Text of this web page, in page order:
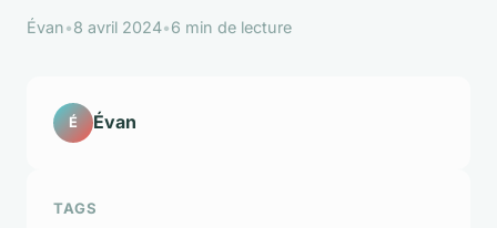
Évan•8 avril 2024•6 min de lecture
É Évan
TAGS